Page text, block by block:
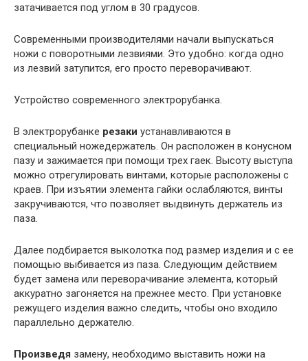
затачивается под углом в 30 градусов.
Современными производителями начали выпускаться
ножи с поворотными лезвиями. Это удобно: когда одно
из лезвий затупится, его просто переворачивают.
Устройство современного электрорубанка.
В электрорубанке резаки устанавливаются в
специальный ножедержатель. Он расположен в конусном
пазу и зажимается при помощи трех гаек. Высоту выступа
можно отрегулировать винтами, которые расположены с
краев. При изъятии элемента гайки ослабляются, винты
закручиваются, что позволяет выдвинуть держатель из
паза.
Далее подбирается выколотка под размер изделия и с ее
помощью выбивается из паза. Следующим действием
будет замена или переворачивание элемента, который
аккуратно загоняется на прежнее место. При установке
режущего изделия важно следить, чтобы оно входило
параллельно держателю.
Произведя замену, необходимо выставить ножи на